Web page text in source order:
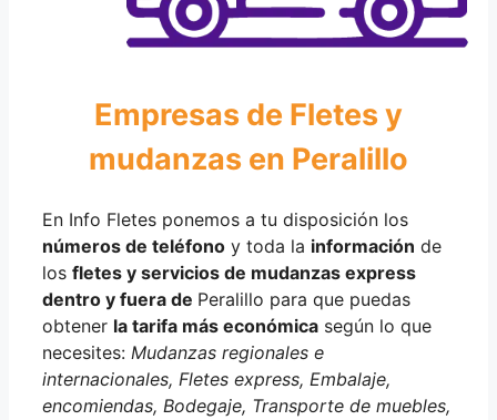
Empresas de Fletes y
mudanzas en Peralillo
En Info Fletes ponemos a tu disposición los
números de teléfono y toda la información de
los fletes y servicios de mudanzas express
dentro y fuera de Peralillo para que puedas
obtener la tarifa más económica según lo que
necesites: Mudanzas regionales e
internacionales, Fletes express, Embalaje,
encomiendas, Bodegaje, Transporte de muebles,